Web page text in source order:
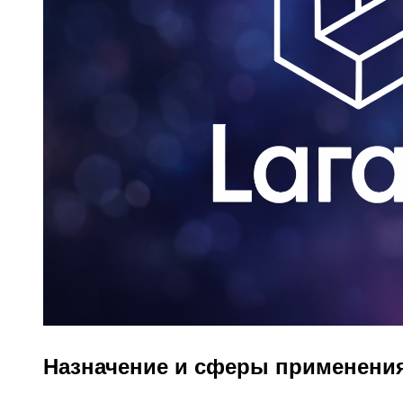
Назначение и сферы